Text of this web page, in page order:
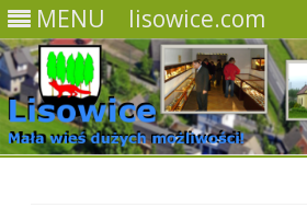
MENU lisowice.com
Skip